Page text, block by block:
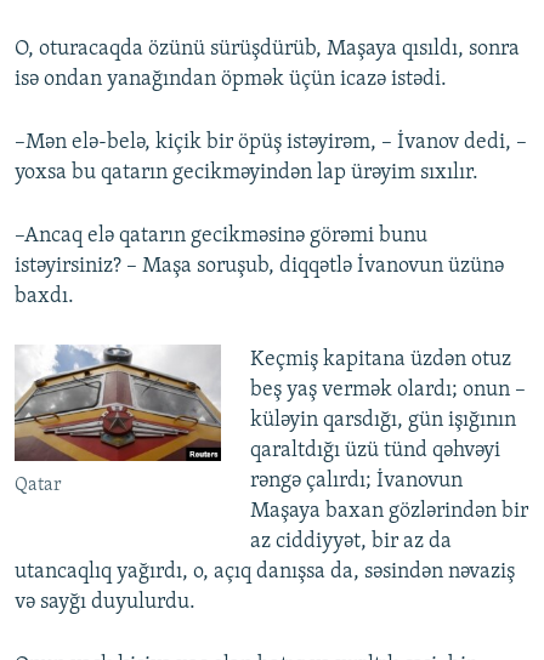
O, oturacaqda özünü sürüşdürüb, Maşaya qısıldı, sonra
isə ondan yanağından öpmək üçün icazə istədi.
–Mən elə-belə, kiçik bir öpüş istəyirəm, – İvanov dedi, –
yoxsa bu qatarın gecikməyindən lap ürəyim sıxılır.
–Ancaq elə qatarın gecikməsinə görəmi bunu
istəyirsiniz? – Maşa soruşub, diqqətlə İvanovun üzünə
baxdı.
Qatar
Keçmiş kapitana üzdən otuz
beş yaş vermək olardı; onun –
küləyin qarsdığı, gün işığının
qaraltdığı üzü tünd qəhvəyi
rəngə çalırdı; İvanovun
Maşaya baxan gözlərindən bir
az ciddiyyət, bir az da
utancaqlıq yağırdı, o, açıq danışsa da, səsindən nəvaziş
və sayğı duyulurdu.